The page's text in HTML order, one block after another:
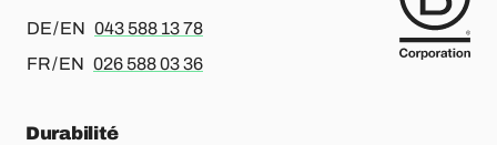
DE / EN Pour l’allemand ou l’anglais, merci d’appeler le
043 588 13 78
FR / EN Pour le français ou l’anglais, merci d’appeler le
026 588 03 36
Durabilité